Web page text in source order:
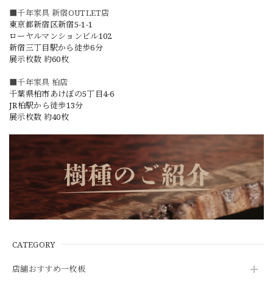
■千年家具 新宿OUTLET店
東京都新宿区新宿5-1-1
ローヤルマンションビル102
新宿三丁目駅から徒歩6分
展示枚数 約60枚
■千年家具 柏店
千葉県柏市あけぼの5丁目4-6
JR柏駅から徒歩13分
展示枚数 約40枚
CATEGORY
店舗おすすめ一枚板